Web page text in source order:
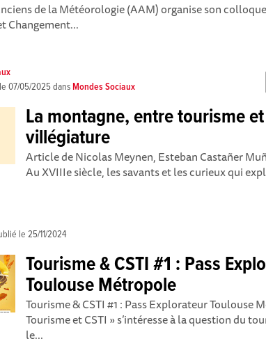
de la Météorologie (AAM) organise son
Changement...
07/05/2025dansMondes Sociaux
La montagne, entre tourisme et
villégiature
Article de Nicolas Meynen, Esteban Castañer
Au XVIIIe siècle, les savants et les curieux qui
le25/11/2024
Tourisme & CSTI #1 : Pass
Toulouse Métropole
Tourisme & CSTI #1 : Pass Explorateur Toulouse
Tourisme et CSTI » s’intéresse à la question du
le...